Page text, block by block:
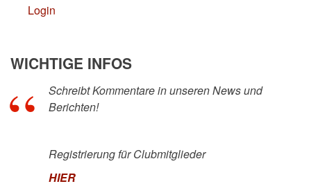
Login
WICHTIGE INFOS
Schreibt Kommentare in unseren News und
Berichten!
Registrierung für Clubmitglieder
HIER